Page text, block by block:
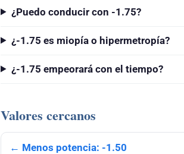
¿Puedo conducir con -1.75?
¿-1.75 es miopía o hipermetropía?
¿-1.75 empeorará con el tiempo?
Valores cercanos
← Menos potencia: -1.50